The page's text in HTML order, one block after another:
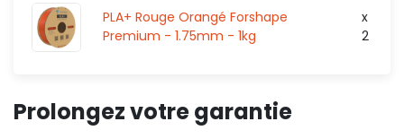
PLA+ Rouge Orangé Forshape
Premium - 1.75mm - 1kg
x
2
Prolongez votre garantie